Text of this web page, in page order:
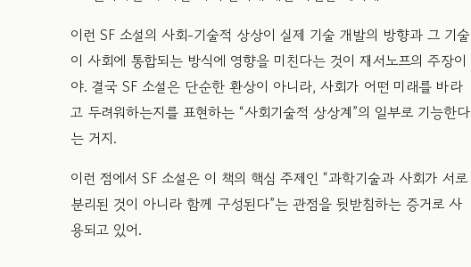
이런 SF 소설의 사회-기술적 상상이 실제 기술 개발의 방향과 그 기술
이 사회에 통합되는 방식에 영향을 미친다는 것이 재서노프의 주장이
야. 결국 SF 소설은 단순한 환상이 아니라, 사회가 어떤 미래를 바라
고 두려워하는지를 표현하는 “사회기술적 상상계”의 일부로 기능한다
는 거지.
이런 점에서 SF 소설은 이 책의 핵심 주제인 “과학기술과 사회가 서로
분리된 것이 아니라 함께 구성된다”는 관점을 뒷받침하는 증거로 사
용되고 있어.